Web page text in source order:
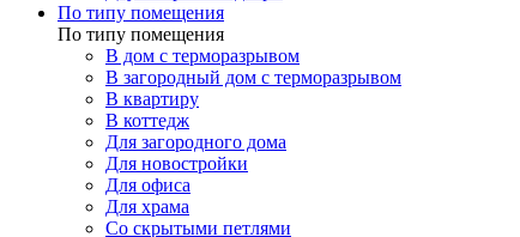
По типу помещения
По типу помещения
В дом с терморазрывом
В загородный дом с терморазрывом
В квартиру
В коттедж
Для загородного дома
Для новостройки
Для офиса
Для храма
Со скрытыми петлями